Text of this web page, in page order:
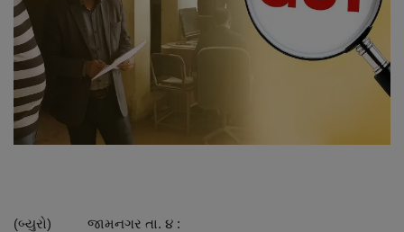
About Author
Contact
Dipotsav Special
આંતરરાષ્ટ્રીય
(બ્યુરો) જામનગર તા. ૪ :